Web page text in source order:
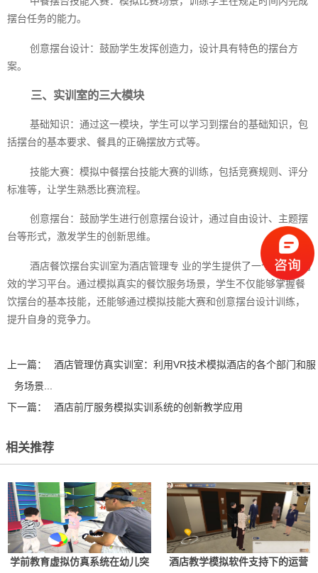
摆台任务的能力。
创意摆台设计：鼓励学生发挥创造力，设计具有特色的摆台方
案。
三、实训室的三大模块
基础知识：通过这一模块，学生可以学习到摆台的基础知识，包
括摆台的基本要求、餐具的正确摆放方式等。
技能大赛：模拟中餐摆台技能大赛的训练，包括竞赛规则、评分
标准等，让学生熟悉比赛流程。
创意摆台：鼓励学生进行创意摆台设计，通过自由设计、主题摆
台等形式，激发学生的创新思维。
酒店餐饮摆台实训室为酒店管理专 业的学生提供了一个全面、高
效的学习平台。通过模拟真实的餐饮服务场景，学生不仅能够掌握餐
饮摆台的基本技能，还能够通过模拟技能大赛和创意摆台设计训练，
提升自身的竞争力。‍
上一篇：
酒店管理仿真实训室：利用VR技术模拟酒店的各个部门和服
务场景...
下一篇：
酒店前厅服务模拟实训系统的创新教学应用
相关推荐
学前教育虚拟仿真系统在幼儿突
酒店教学模拟软件支持下的运营